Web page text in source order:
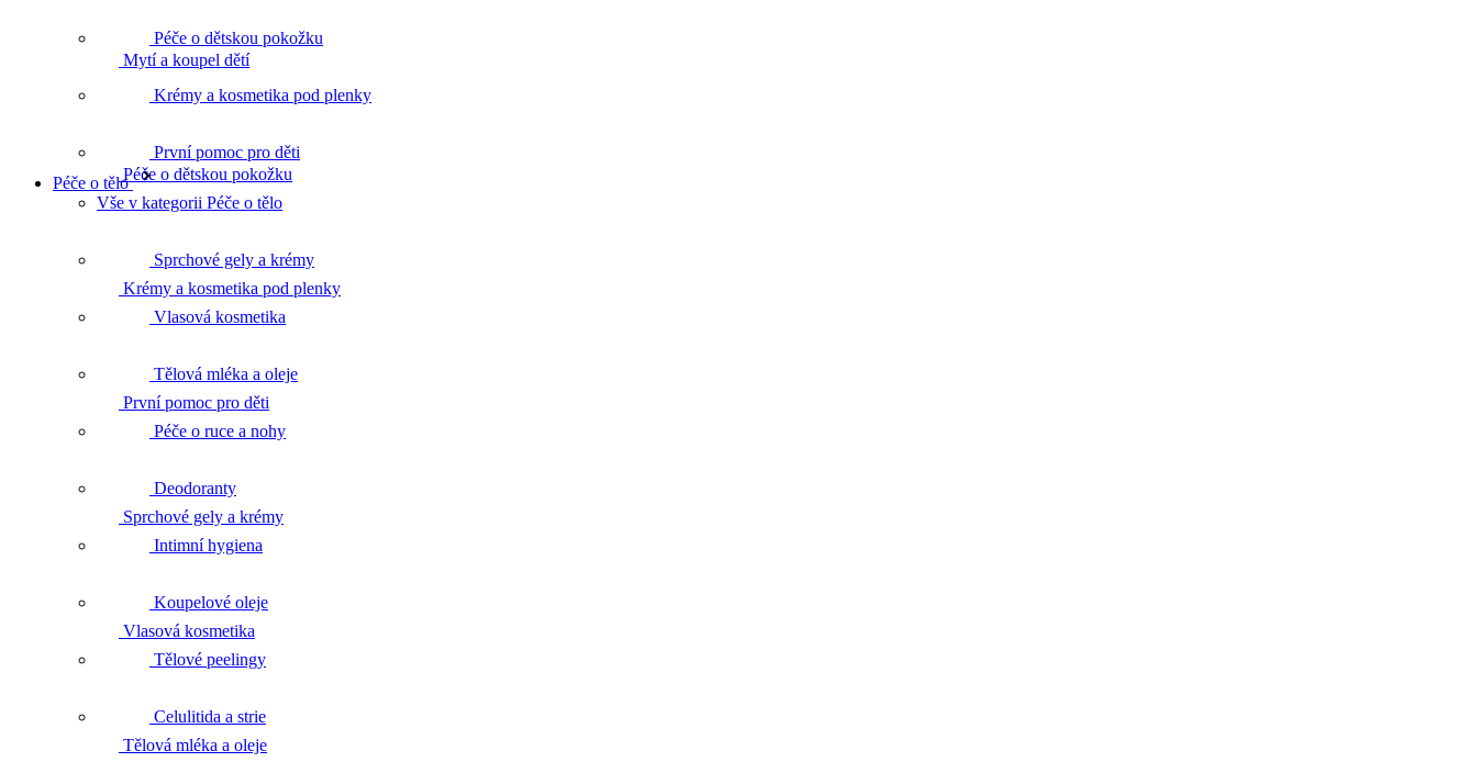
Mytí a koupel dětí
Péče o dětskou pokožku
Krémy a kosmetika pod plenky
První pomoc pro děti
Sprchové gely a krémy
Vlasová kosmetika
Tělová mléka a oleje
Péče o dětskou pokožku
Krémy a kosmetika pod plenky
První pomoc pro děti
Péče o tělo
Vše v kategorii Péče o tělo
Sprchové gely a krémy
Vlasová kosmetika
Tělová mléka a oleje
Péče o ruce a nohy
Deodoranty
Intimní hygiena
Koupelové oleje
Tělové peelingy
Celulitida a strie